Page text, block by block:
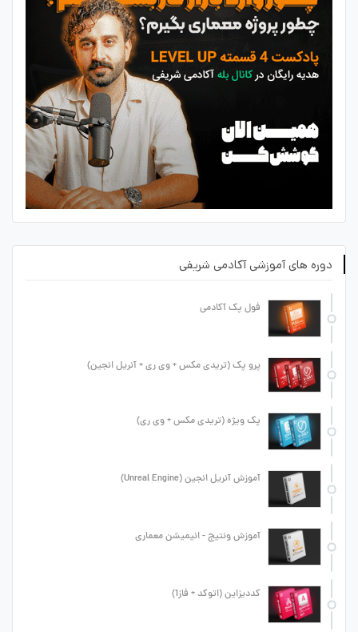
دوره های آموزشی آکادمی شریفی
فول پک آکادمی
پرو پک (تریدی مکس + وی ری + آنریل انجین)
پک ویژه (تریدی مکس + وی ری)
آموزش آنریل انجین (Unreal Engine)
آموزش ونتیج - انیمیشن معماری
کددیزاین (اتوکد + فاز1)